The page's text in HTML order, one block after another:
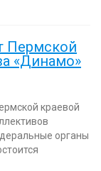
Пермской
«Динамо»
краевой
органы